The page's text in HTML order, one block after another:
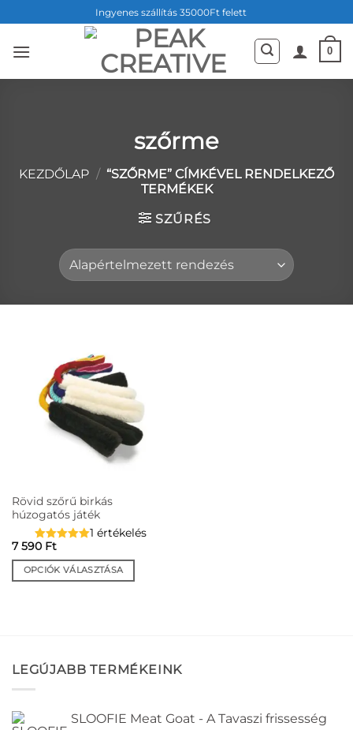
to
content
Ingyenes szállítás 35000Ft felett
0
szőrme
KEZDŐLAP / “SZŐRME” CÍMKÉVEL RENDELKEZŐ
TERMÉKEK
SZŰRÉS
Rövid szőrű birkás
húzogatós játék
1 értékelés
7 590 Ft
OPCIÓK VÁLASZTÁSA
van.
A
a
LEGÚJABB TERMÉKEINK
SLOOFIE Meat Goat - A Tavaszi frissesség